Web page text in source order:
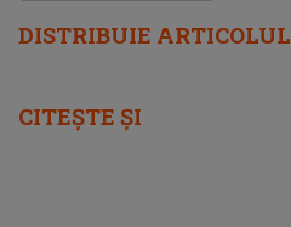
DISTRIBUIE ARTICOLUL
CITEȘTE ȘI